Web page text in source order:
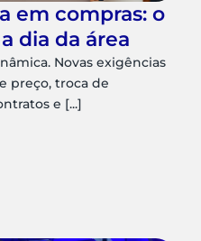
em compras: o
dia da área
Novas exigências
preço, troca de
e [...]